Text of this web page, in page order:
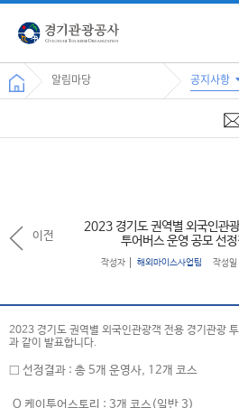
알림마당 공지사항
2023 경기도 권역별 외국인관
투어버스 운영 공모 선
작성자 해외마이스사업팀 작성일
이전
2023 경기도 권역별 외국인관광객 전용 경기관광
과 같이 발표합니다.
□ 선정결과 : 총 5개 운영사, 12개 코스
O 케이투어스토리 : 3개 코스(일반 3)